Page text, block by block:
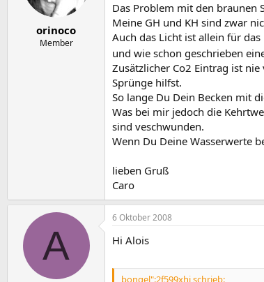
orinoco
Member
Das Problem mit den braunen
Meine GH und KH sind zwar
Auch das Licht ist allein für
und wie schon geschrieben
Zusätzlicher Co2 Eintrag ist
Sprünge hilfst.
So lange Du Dein Becken mit
Was bei mir jedoch die
sind veschwunden.
Wenn Du Deine Wasserwerte
lieben Gruß
Caro
A
6 Oktober 2008
Hi Alois
bongel":2f599xhj schrieb: